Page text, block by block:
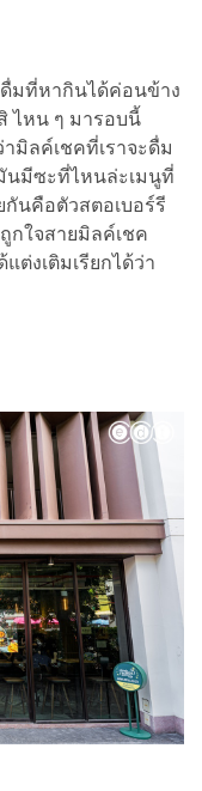
ดื่มที่หากินได้ค่อนข้าง
ไหน ๆ มารอบนี้
มิลค์เชคที่เราจะดื่ม
นมีซะที่ไหนล่ะเมนูที่
กันคือตัวสตอเบอร์รี
กใจสายมิลค์เชค
ต่งเติมเรียกได้ว่า